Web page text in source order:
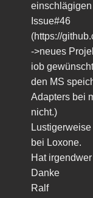
Issue#46
(https://
->neues
iob
den MS
Adapters bei
nicht.)
bei Loxone.
Hat
Danke
Ralf